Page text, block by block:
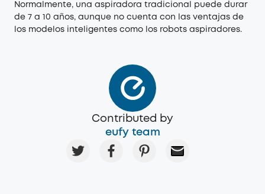
Normalmente, una aspiradora tradicional puede durar
de 7 a 10 años, aunque no cuenta con las ventajas de
los modelos inteligentes como los robots aspiradores.
Contributed by
eufy team